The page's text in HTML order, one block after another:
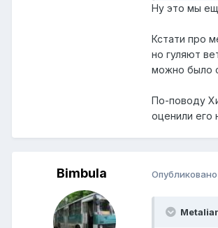
Ну это мы
Кстати про
но гуляют
можно было
По-поводу
оценили его
Bimbula Опубликовано